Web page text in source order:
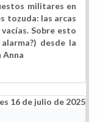
militares en
tozuda: las arcas
Sobre esto
desde la
Anna
16 de julio de 2025